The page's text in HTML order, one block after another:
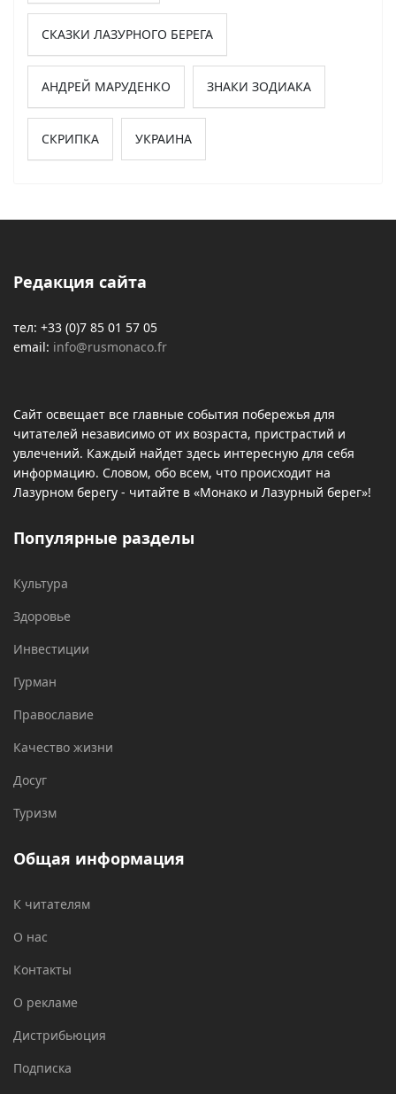
СКАЗКИ ЛАЗУРНОГО БЕРЕГА
АНДРЕЙ МАРУДЕНКО ЗНАКИ ЗОДИАКА
СКРИПКА УКРАИНА
Редакция сайта
тел: +33 (0)7 85 01 57 05
email: info@rusmonaco.fr
Сайт освещает все главные события побережья для
читателей независимо от их возраста, пристрастий и
увлечений. Каждый найдет здесь интересную для себя
информацию. Словом, обо всем, что происходит на
Лазурном берегу - читайте в «Монако и Лазурный берег»!
Популярные разделы
Культура
Здоровье
Инвестиции
Гурман
Православие
Качество жизни
Досуг
Туризм
Общая информация
К читателям
О нас
Контакты
О рекламе
Дистрибьюция
Подписка